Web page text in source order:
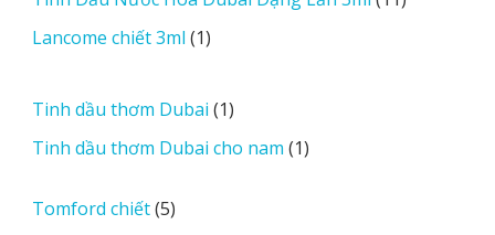
Lancome chiết 3ml 11
Tinh dầu thơm Dubai 11
Tinh dầu thơm Dubai cho nam 11
Tomford chiết 55